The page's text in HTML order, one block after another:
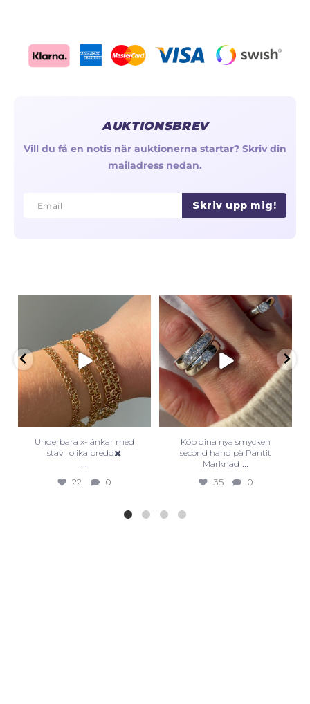
AUKTIONSBREV
Vill du få en notis när auktionerna startar? Skriv din
mailadress nedan.
Email
Email Skriv upp mig!
Underbara x-länkar med
stav i olika bredd✖️
...
22 0
Köp dina nya smycken
second hand på Pantit
Marknad ...
35 0